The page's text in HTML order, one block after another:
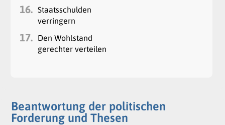
16. Staatsschulden
verringern
17.
Den Wohlstand
gerechter verteilen
Beantwortung der politischen
Forderung und Thesen